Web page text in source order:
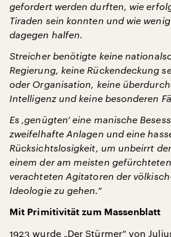
gefordert werden durften, wie
Tiraden sein konnten und wie
dagegen halfen.
Streicher benötigte keine
Regierung, keine Rückendeckung
oder Organisation, keine
Intelligenz und keine besonderen
Es ‚genügten‘ eine manische
zweifelhafte Anlagen und eine
Rücksichtslosigkeit, um unbeirrt
einem der am meisten
verachteten Agitatoren der
Ideologie zu gehen.“
Mit Primitivität zum Massenblatt
1923 wurde „Der Stürmer“ von